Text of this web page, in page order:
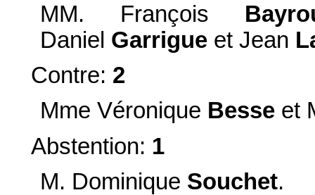
MM. François
Daniel Garrigue et Jean
Contre: 2
Mme Véronique Besse et
Abstention: 1
M. Dominique Souchet.